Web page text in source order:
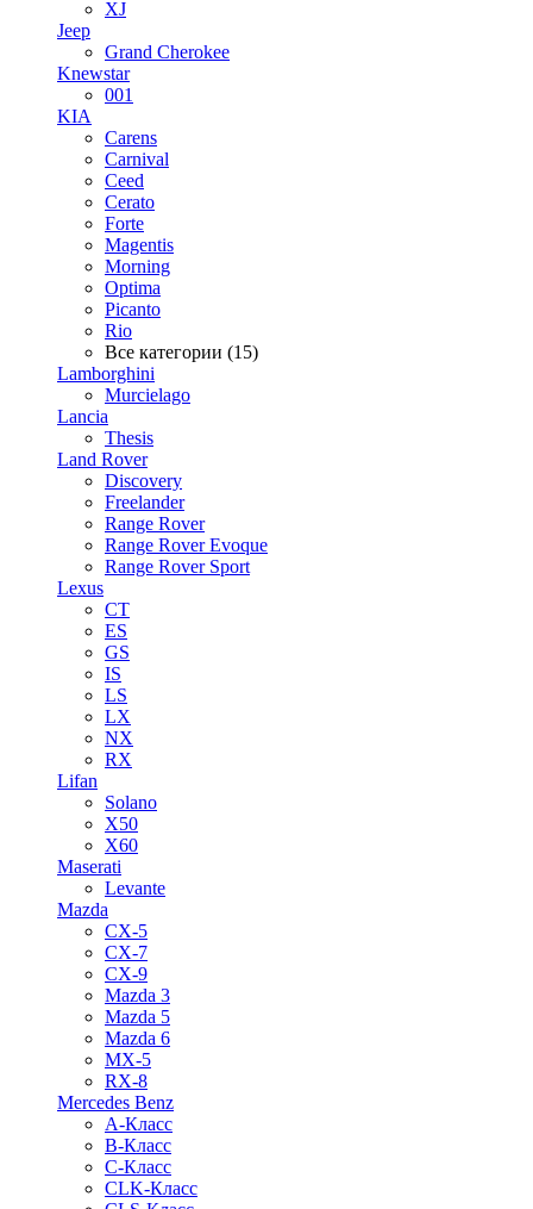
XJ
Jeep
Grand Cherokee
Knewstar
001
KIA
Carens
Carnival
Ceed
Cerato
Forte
Magentis
Morning
Optima
Picanto
Rio
Все категории (15)
Lamborghini
Murcielago
Lancia
Thesis
Land Rover
Discovery
Freelander
Range Rover
Range Rover Evoque
Range Rover Sport
Lexus
CT
ES
GS
IS
LS
LX
NX
RX
Lifan
Solano
X50
X60
Maserati
Levante
Mazda
CX-5
CX-7
CX-9
Mazda 3
Mazda 5
Mazda 6
MX-5
RX-8
Mercedes Benz
A-Класс
B-Класс
C-Класс
CLK-Класс